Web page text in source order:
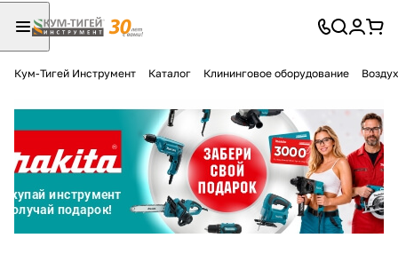
Кум-Тигей Инструмент Каталог Клининговое оборудование
Разбейте
оплатуна части
без переплат